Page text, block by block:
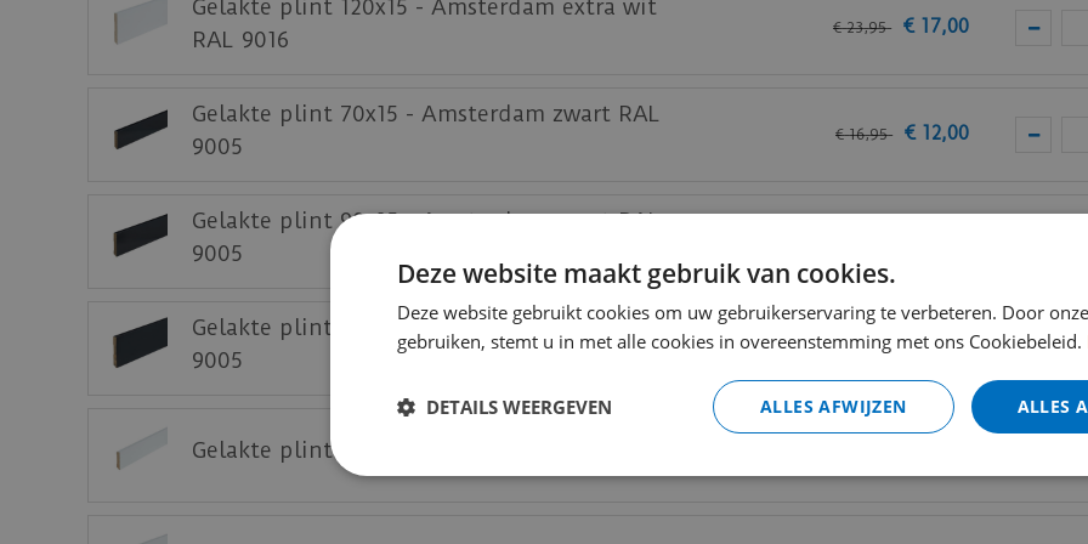
Gelakte plint 120x15 - Amsterdam extra wit
RAL 9016
€ 23,95 € 17,00
Gelakte plint 70x15 - Amsterdam zwart RAL
9005
€ 16,95 € 12,00
Gelakte plint 90x15 - Amsterdam zwart RAL
9005
Gelakte plint 120x15 - Amsterdam zwart RAL
9005
€ 27,50 € 19,50
Gelakte plint 70x15 - Amsterdam wit RAL 9010
Deze website maakt gebruik van cookies.
Deze website gebruikt cookies om uw gebruikerservaring te verbeteren. Door
gebruiken, stemt u in met alle cookies in overeenstemming met ons Cookiebeleid.
ALLES
ALLES AFWIJZEN
DETAILS WEERGEVEN